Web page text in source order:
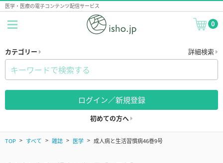
医学・医療の電子コンテンツ配信サービス
0
カテゴリー 詳細検索
ログイン／新規登録
初めての方へ
TOP すべて 雑誌 医学 成人病と生活習慣病46巻9号